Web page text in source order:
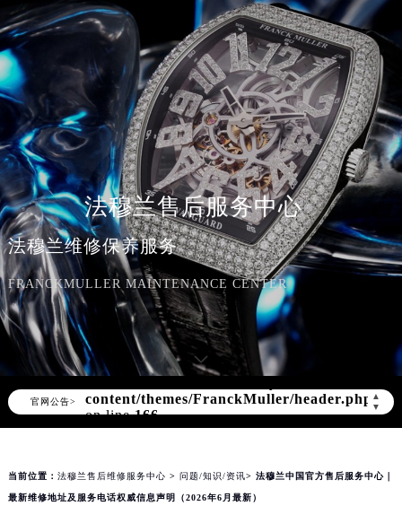
法穆兰售后服务中心
法穆兰维修保养服务
FRANCKMULLER MAINTENANCE CENTER
官网公告>
▲
▼
Warning: Invalid argument supplied for
foreach() in
/www/wwwroot/seo/countryt/two/
当前位置： 法穆兰售后维修服务中心 > 问题/知识/资讯> 法穆兰中国官方售后服务中心｜
最新维修地址及服务电话权威信息声明（2026年6月最新）